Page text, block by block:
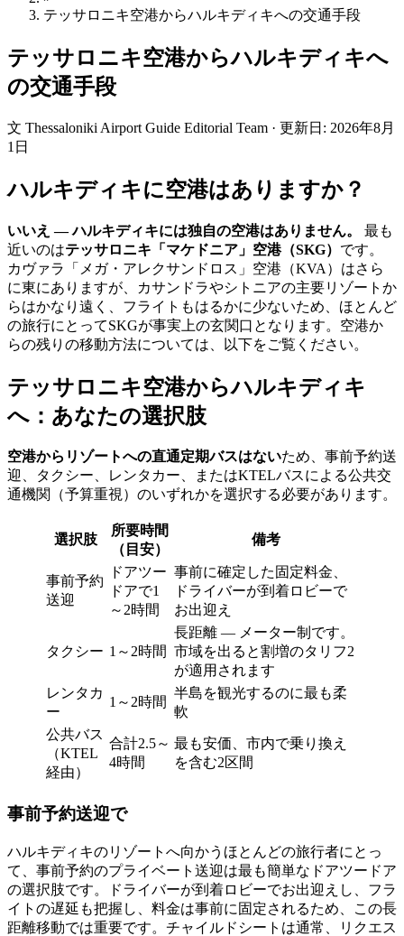
テッサロニキ空港からハルキディキへの交通手段
テッサロニキ空港からハルキディキへ
の交通手段
文 Thessaloniki Airport Guide Editorial Team · 更新日 : 2026年8月
1日
ハルキディキに空港はありますか？
いいえ — ハルキディキには独自の空港はありません。
最も
近いのはテッサロニキ「マケドニア」空港（SKG） です。
カヴァラ「メガ・アレクサンドロス」空港（KVA）はさら
に東にありますが、カサンドラやシトニアの主要リゾートか
らはかなり遠く、フライトもはるかに少ないため、ほとんど
の旅行にとってSKGが事実上の玄関口となります。空港か
らの残りの移動方法については、以下をご覧ください。
テッサロニキ空港からハルキディキ
へ：あなたの選択肢
空港からリゾートへの直通定期バスはないため、事前予約送
迎、タクシー、レンタカー、またはKTELバスによる公共交
通機関（予算重視）のいずれかを選択する必要があります。
選択肢
所要時間
（目安）
備考
事前予約
送迎
ドアツー
ドアで1
～2時間
事前に確定した固定料金、
ドライバーが到着ロビーで
お出迎え
タクシー 1～2時間
長距離 — メーター制です。
市域を出ると割増のタリフ2
が適用されます
レンタカ
ー
1～2時間
半島を観光するのに最も柔
軟
公共バス
（KTEL
経由）
合計2.5～
4時間
最も安価、市内で乗り換え
を含む2区間
事前予約送迎で
ハルキディキのリゾートへ向かうほとんどの旅行者にとっ
て、事前予約のプライベート送迎は最も簡単なドアツードア
の選択肢です。ドライバーが到着ロビーでお出迎えし、フラ
イトの遅延も把握し、料金は事前に固定されるため、この長
距離移動では重要です。チャイルドシートは通常、リクエス